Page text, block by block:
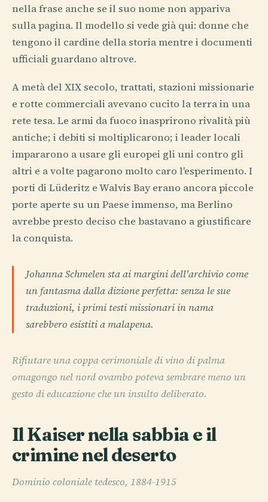
nella frase anche se il suo nome non appariva
sulla pagina. Il modello si vede già qui: donne che
tengono il cardine della storia mentre i documenti
ufficiali guardano altrove.
A metà del XIX secolo, trattati, stazioni missionarie
e rotte commerciali avevano cucito la terra in una
rete tesa. Le armi da fuoco inasprirono rivalità più
antiche; i debiti si moltiplicarono; i leader locali
impararono a usare gli europei gli uni contro gli
altri e a volte pagarono molto caro l'esperimento. I
porti di Lüderitz e Walvis Bay erano ancora piccole
porte aperte su un Paese immenso, ma Berlino
avrebbe presto deciso che bastavano a giustificare
la conquista.
Johanna Schmelen sta ai margini dell'archivio come
un fantasma dalla dizione perfetta: senza le sue
traduzioni, i primi testi missionari in nama
sarebbero esistiti a malapena.
Rifiutare una coppa cerimoniale di vino di palma
omagongo nel nord ovambo poteva sembrare meno un
gesto di educazione che un insulto deliberato.
Il Kaiser nella sabbia e il
crimine nel deserto
Dominio coloniale tedesco, 1884-1915